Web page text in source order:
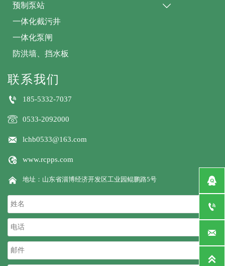
预制泵站

一体化截污井
一体化泵闸
防洪墙、挡水板
联系我们
 185-5332-7037
 0533-2092000
 lchb0533@163.com
 www.rcpps.com
 地址：山东省淄博经济开发区工业园鲲鹏路5号 


